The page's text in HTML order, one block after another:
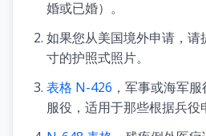
婚或已婚）。
如果您从美国境外申请，请
寸的护照式照片。
表格 N-426 ，军事或海军
服役，适用于那些根据兵役